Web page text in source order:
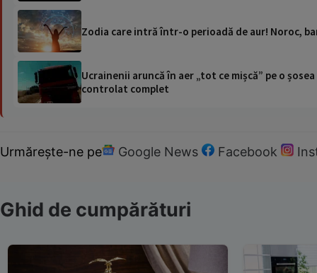
Zodia care intră într-o perioadă de aur! Noroc,
Ucrainenii aruncă în aer „tot ce mișcă” pe o
controlat complet
Urmărește-ne pe Google News Facebook
Ghid de cumpărături